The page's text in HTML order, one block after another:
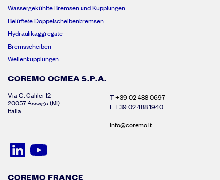
Wassergekühlte Bremsen und Kupplungen
Belüftete Doppelscheibenbremsen
Hydraulikaggregate
Bremsscheiben
Wellenkupplungen
COREMO OCMEA S.P.A.
Via G. Galilei 12
20057 Assago (MI)
Italia
T+39 02 488 0697
F +39 02 488 1940
info@coremo.it
COREMO FRANCE